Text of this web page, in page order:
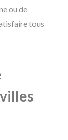
ou de
tous